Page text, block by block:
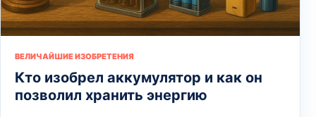
ВЕЛИЧАЙШИЕ ИЗОБРЕТЕНИЯ
Кто изобрел аккумулятор и как он
позволил хранить энергию